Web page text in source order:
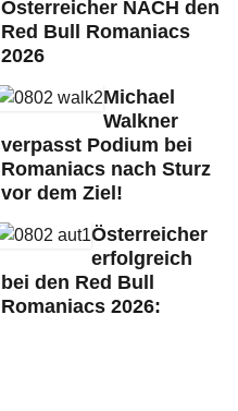
Österreicher NACH den
Red Bull Romaniacs
2026
Michael
Walkner
verpasst Podium bei
Romaniacs nach Sturz
vor dem Ziel!
Österreicher
erfolgreich
bei den Red Bull
Romaniacs 2026: